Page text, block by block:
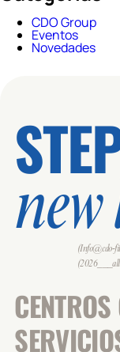
CDO Group
Eventos
Novedades
new
(Info@cdo-
(2026___all